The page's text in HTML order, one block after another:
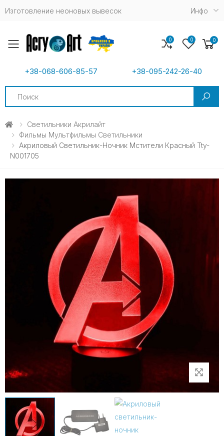
Изготовление неоновых вывесок Инфо
Toggle mobile menu
+38-068-606-85-57 +38-095-242-26-40
0 0 0
Светильники Акрилайт
Фильмы Мультфильмы Светильники
Акриловый Светильник-Ночник Мстители Красный Tty-
N001705